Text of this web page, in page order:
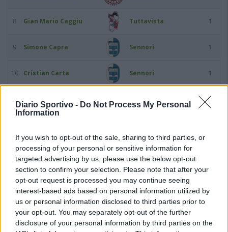
Diario Sportivo - Do Not Process My Personal
Information
If you wish to opt-out of the sale, sharing to third parties, or
processing of your personal or sensitive information for
targeted advertising by us, please use the below opt-out
section to confirm your selection. Please note that after your
opt-out request is processed you may continue seeing
interest-based ads based on personal information utilized by
us or personal information disclosed to third parties prior to
your opt-out. You may separately opt-out of the further
disclosure of your personal information by third parties on the
8 Gian Mario Caggiu Tuttavista 1
9 Simone Capra Sennori 1
10 Cristian Carta Sennori 1
1
13 Giovanni Foddai Bonorva
Oscar Foddai Bonorva
15 Andrea Renzo Iesu Alghero Calcio
Aleska Ivanovic Posada